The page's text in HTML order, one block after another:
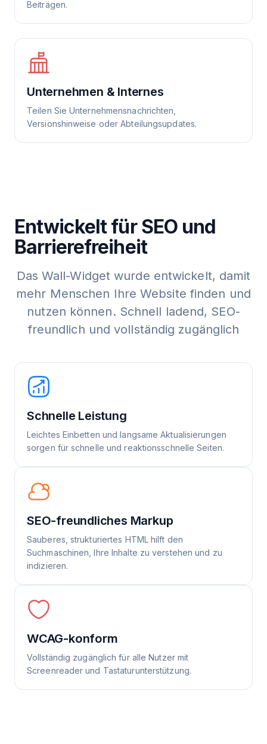
Beiträgen.
Unternehmen & Internes
Teilen Sie Unternehmensnachrichten,
Versionshinweise oder Abteilungsupdates.
Entwickelt für SEO und
Barrierefreiheit
Das Wall-Widget wurde entwickelt, damit
mehr Menschen Ihre Website finden und
nutzen können. Schnell ladend, SEO-
freundlich und vollständig zugänglich
Schnelle Leistung
Leichtes Einbetten und langsame Aktualisierungen
sorgen für schnelle und reaktionsschnelle Seiten.
SEO-freundliches Markup
Sauberes, strukturiertes HTML hilft den
Suchmaschinen, Ihre Inhalte zu verstehen und zu
indizieren.
WCAG-konform
Vollständig zugänglich für alle Nutzer mit
Screenreader und Tastaturunterstützung.